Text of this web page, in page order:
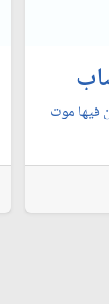
فيها موت